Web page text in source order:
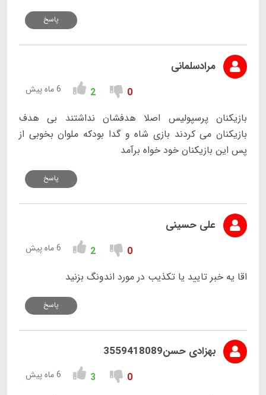
پاسخ
مرادسلمانی
0
2 6 ماه پیش
بازیکنان پرسپولیس اصلا هدفشان نداشتند بی هدف
بازیکنان می کردند بازی شاه و گدا بودکه ملوان بخوبی از
پس این بازیکنان خود خواه برآمد
پاسخ
علی حسینی
0
2 6 ماه پیش
اقا یه خبر تایید یا تکذیب در مورد اندونگ بزنید
پاسخ
بهزادی حسن3559418089
0
3 6 ماه پیش